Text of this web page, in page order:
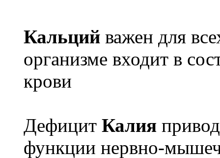
Кальций важен для
организме входит в
крови
Дефицит Калия
функции нервно-